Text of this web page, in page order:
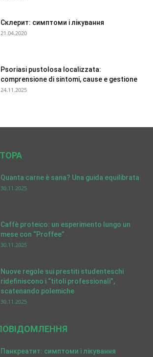
Склерит: симптоми і лікування
21.04.2020
Psoriasi pustolosa localizzata:
comprensione di sintomi, cause e gestione
24.11.2025
Quanta carne è sana? Una guida equilibrata
30.11.2025
Caffè proteico: un esperimento lungo un
mese con “Proffee”
30.11.2025
Nuove regole sui prestiti studenteschi
ridefiniscono i “titoli professionali”,
scatenando polemiche
30.11.2025
Панкреатит: симптоми і лікування